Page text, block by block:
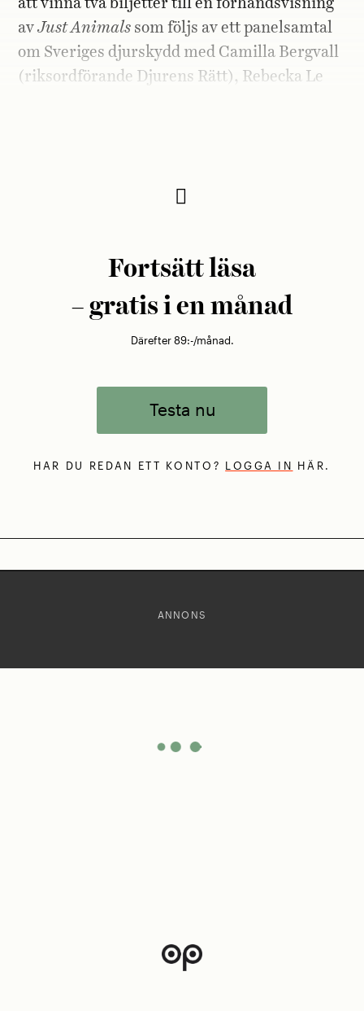
att vinna två biljetter till en förhandsvisning
avJust Animals som följs av ett panelsamtal
om Sveriges djurskydd med Camilla Bergvall
(riksordförande Djurens Rätt), Rebecka Le
Fortsätt läsa
– gratis i en månad
Därefter 89:-/månad.
Testa nu
HAR DU REDAN ETT KONTO? LOGGA IN HÄR.
ANNONS